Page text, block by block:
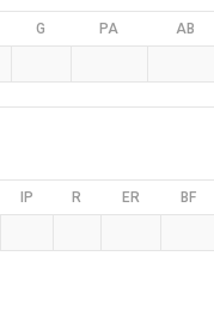
G PA AB
IP R ER BF